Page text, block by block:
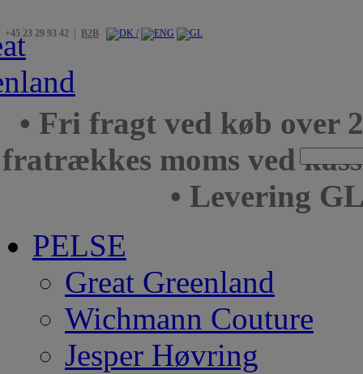
+45 23 29 93 42 | B2B
• Fri fragt ved køb over
fratrækkes moms ved
• Levering
PELSE
Great Greenland
Wichmann Couture
Jesper Høvring